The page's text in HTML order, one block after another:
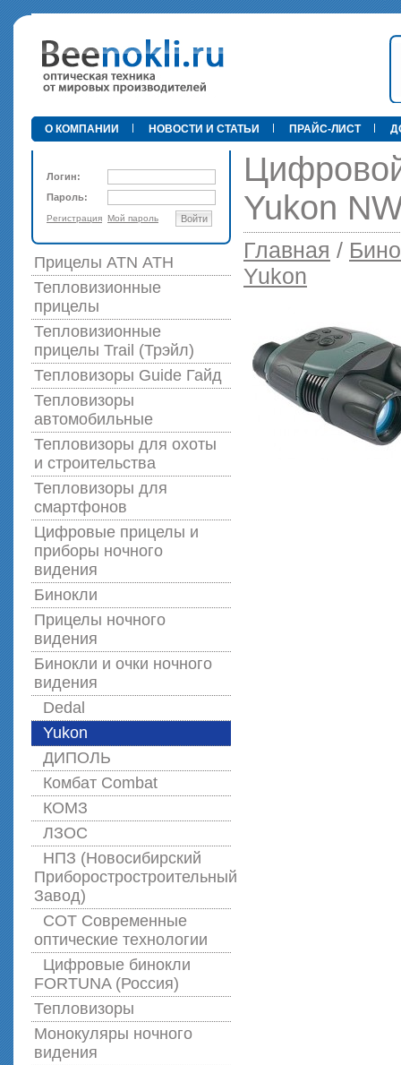
•
О КОМПАНИИ НОВОСТИ И СТАТЬИ ПРАЙС-ЛИСТ
Логин:
Пароль:
Регистрация Мой пароль Войти
Прицелы ATN АТН
Тепловизионные
прицелы
Тепловизионные
прицелы Trail (Трэйл)
Тепловизоры Guide Гайд
Тепловизоры
автомобильные
Тепловизоры для охоты
и строительства
Тепловизоры для
смартфонов
Цифровые прицелы и
приборы ночного
видения
Бинокли
Прицелы ночного
видения
Бинокли и очки ночного
видения
Dedal
Yukon
ДИПОЛЬ
Комбат Combat
КОМЗ
ЛЗОС
НПЗ (Новосибирский
Приборостростроительный
Завод)
СОТ Современные
оптические технологии
Цифровые бинокли
FORTUNA (Россия)
Тепловизоры
Монокуляры ночного
видения
Yukon
Главная /
Yukon